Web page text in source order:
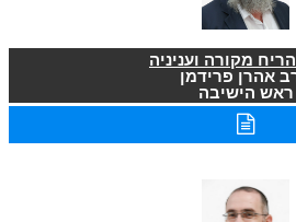
מקורה ועניניה
אהרן פרידמן
ראש הישיבה